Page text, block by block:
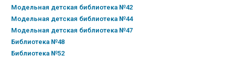
Модельная детская библиотека №42
Модельная детская библиотека №44
Модельная детская библиотека №47
Библиотека №48
Библиотека №52